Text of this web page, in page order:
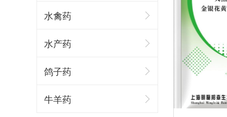
水禽药
水产药
鸽子药
牛羊药